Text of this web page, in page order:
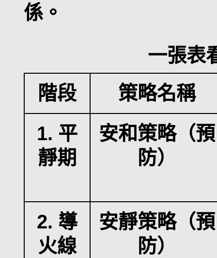
係。
一張表
階段
策略名稱
1. 平
靜期
安和策略（預
防）
2. 導
火線
安靜策略（預
防）